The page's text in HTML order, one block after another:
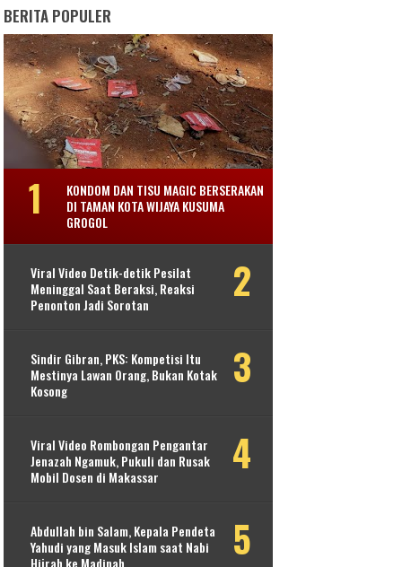
BERITA POPULER
KONDOM DAN TISU MAGIC BERSERAKAN
DI TAMAN KOTA WIJAYA KUSUMA
GROGOL
Viral Video Detik-detik Pesilat
Meninggal Saat Beraksi, Reaksi
Penonton Jadi Sorotan
Sindir Gibran, PKS: Kompetisi Itu
Mestinya Lawan Orang, Bukan Kotak
Kosong
Viral Video Rombongan Pengantar
Jenazah Ngamuk, Pukuli dan Rusak
Mobil Dosen di Makassar
Abdullah bin Salam, Kepala Pendeta
Yahudi yang Masuk Islam saat Nabi
Hijrah ke Madinah